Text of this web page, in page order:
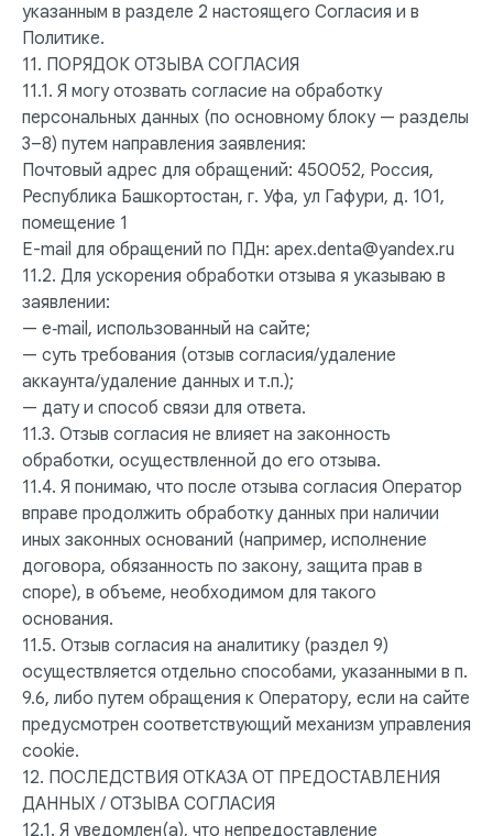
указанным в разделе 2 настоящего Согласия и в
Политике.
11. ПОРЯДОК ОТЗЫВА СОГЛАСИЯ
11.1. Я могу отозвать согласие на обработку
персональных данных (по основному блоку — разделы
3–8) путем направления заявления:
Почтовый адрес для обращений: 450052, Россия,
Республика Башкортостан, г. Уфа, ул Гафури, д. 101,
помещение 1
E-mail для обращений по ПДн: apex.denta@yandex.ru
11.2. Для ускорения обработки отзыва я указываю в
заявлении:
— e‑mail, использованный на сайте;
— суть требования (отзыв согласия/удаление
аккаунта/удаление данных и т.п.);
— дату и способ связи для ответа.
11.3. Отзыв согласия не влияет на законность
обработки, осуществленной до его отзыва.
11.4. Я понимаю, что после отзыва согласия Оператор
вправе продолжить обработку данных при наличии
иных законных оснований (например, исполнение
договора, обязанность по закону, защита прав в
споре), в объеме, необходимом для такого
основания.
11.5. Отзыв согласия на аналитику (раздел 9)
осуществляется отдельно способами, указанными в п.
9.6, либо путем обращения к Оператору, если на сайте
предусмотрен соответствующий механизм управления
cookie.
12. ПОСЛЕДСТВИЯ ОТКАЗА ОТ ПРЕДОСТАВЛЕНИЯ
ДАННЫХ / ОТЗЫВА СОГЛАСИЯ
12.1. Я уведомлен(а), что непредоставление